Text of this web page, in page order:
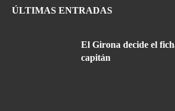
ÚLTIMAS ENTRADAS
El Girona decide el
capitán